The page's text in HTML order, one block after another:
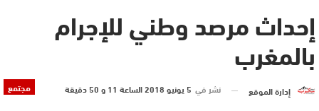
إحداث مرصد وطني للإجرام
بالمغرب
مجتمع إدارة الموقع نشر في 5 يونيو 2018 الساعة 11 و 50 دقيقة